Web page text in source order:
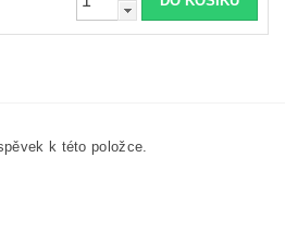
k této položce.